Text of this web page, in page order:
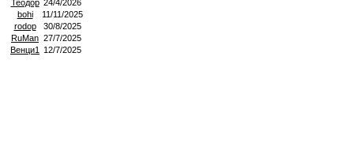
Теодор 24/4/2026
bohi
11/11/2025
rodop
30/8/2025
RuMan 27/7/2025
Венци1
12/7/2025